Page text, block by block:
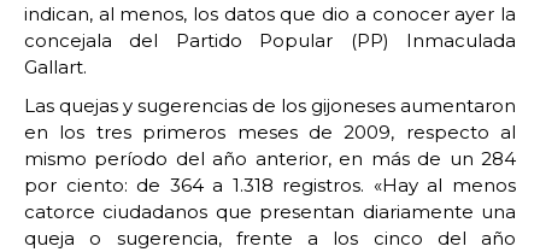
indican, al menos, los datos que dio a conocer ayer la
concejala del Partido Popular (PP) Inmaculada
Gallart.
Las quejas y sugerencias de los gijoneses aumentaron
en los tres primeros meses de 2009, respecto al
mismo período del año anterior, en más de un 284
por ciento: de 364 a 1.318 registros. «Hay al menos
catorce ciudadanos que presentan diariamente una
queja o sugerencia, frente a los cinco del año